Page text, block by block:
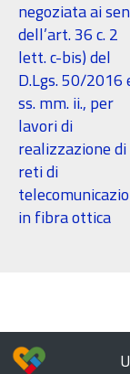
negoziata ai
dell’art. 36 c. 2
lett. c-bis) del
D.Lgs. 50/2016
ss. mm. ii., per
lavori di
realizzazione di
reti di
in fibra ottica